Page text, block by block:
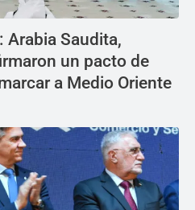
Arabia Saudita,
un pacto de
a Medio Oriente